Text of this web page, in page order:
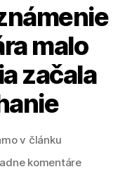
malo
začala
v článku
komentárena